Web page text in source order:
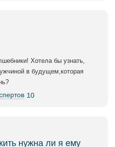
Хотела бы узнать,
в будущем,которая
10
нужна ли я ему